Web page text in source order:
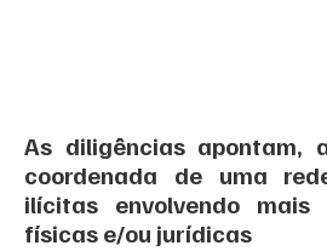
As diligências apontam,
coordenada de uma
ilícitas envolvendo mais
físicas e/ou jurídicas